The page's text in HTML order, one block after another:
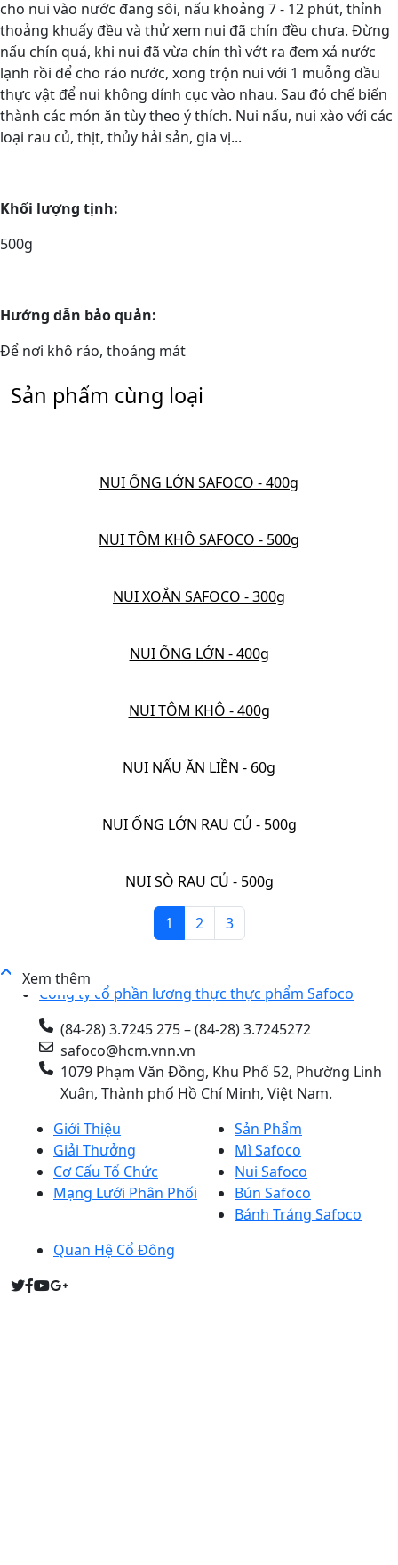
cho nui vào nước đang sôi, nấu khoảng 7 - 12 phút, thỉnh
thoảng khuấy đều và thử xem nui đã chín đều chưa. Đừng
nấu chín quá, khi nui đã vừa chín thì vớt ra đem xả nước
lạnh rồi để cho ráo nước, xong trộn nui với 1 muỗng dầu
thực vật để nui không dính cục vào nhau. Sau đó chế biến
thành các món ăn tùy theo ý thích. Nui nấu, nui xào với các
loại rau củ, thịt, thủy hải sản, gia vị...
Khối lượng tịnh:
500g
Hướng dẫn bảo quản:
Để nơi khô ráo, thoáng mát
Sản phẩm cùng loại
NUI ỐNG LỚN SAFOCO - 400g
NUI TÔM KHÔ SAFOCO - 500g
NUI XOẮN SAFOCO - 300g
NUI ỐNG LỚN - 400g
NUI TÔM KHÔ - 400g
NUI NẤU ĂN LIỀN - 60g
NUI ỐNG LỚN RAU CỦ - 500g
NUI SÒ RAU CỦ - 500g
1 2 3
Xem thêm
Công ty cổ phần lương thực thực phẩm Safoco
(84-28) 3.7245 275 – (84-28) 3.7245272
safoco@hcm.vnn.vn
1079 Phạm Văn Đồng, Khu Phố 52, Phường Linh
Xuân, Thành phố Hồ Chí Minh, Việt Nam.
Giới Thiệu
Giải Thưởng
Cơ Cấu Tổ Chức
Mạng Lưới Phân Phối
Sản Phẩm
Mì Safoco
Nui Safoco
Bún Safoco
Bánh Tráng Safoco
Quan Hệ Cổ Đông